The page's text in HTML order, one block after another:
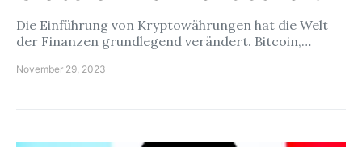
Die Einführung von Kryptowährungen hat die Welt
der Finanzen grundlegend verändert. Bitcoin,…
November 29, 2023